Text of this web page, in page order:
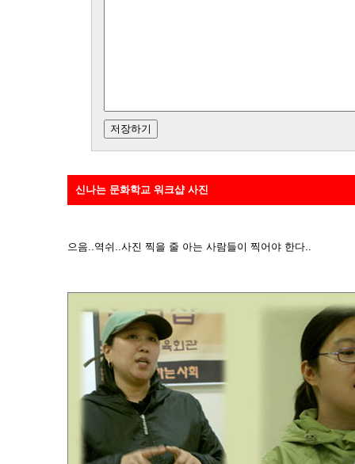
신나는 문화학교 워크샵 사진
으음..역쉬..사진 찍을 줄 아는 사람들이 찍어야 한다..